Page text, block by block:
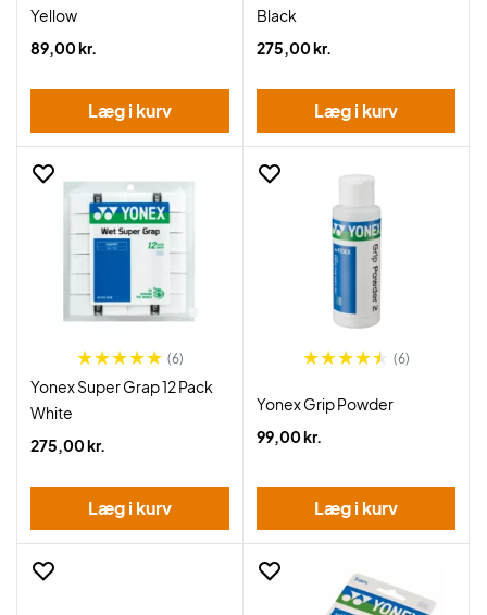
Yellow
89,00 kr.
Læg i kurv
Black
275,00 kr.
Læg i kurv
(6)
Yonex Super Grap 12 Pack
White
275,00 kr.
Læg i kurv
(6)
Yonex Grip Powder
99,00 kr.
Læg i kurv